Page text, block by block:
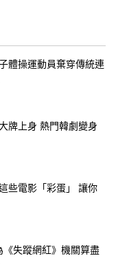
體操運動員棄穿傳統連
牌上身 熱門韓劇變身
些電影「彩蛋」 讓你
失蹤網紅》機關算盡